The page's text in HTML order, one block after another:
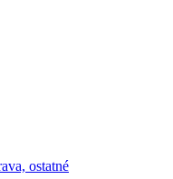
ostatné